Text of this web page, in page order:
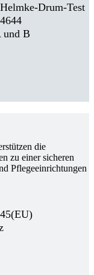
Drum-Test
und B
die
zu einer sicheren
Pflegeeinrichtungen